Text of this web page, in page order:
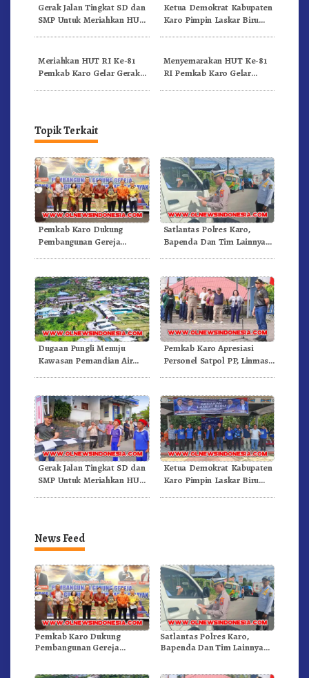
Gerak Jalan Tingkat SD dan
SMP Untuk Meriahkan HUT
Ketua Demokrat Kabupaten
Karo Pimpin Laskar Biru
Meriahkan HUT RI Ke-81
Pemkab Karo Gelar Gerak
Menyemarakan HUT Ke-81
RI Pemkab Karo Gelar
Topik Terkait
Pemkab Karo Dukung
Pembangunan Gereja
Satlantas Polres Karo,
Bapenda Dan Tim Lainnya
Dugaan Pungli Menuju
Kawasan Pemandian Air
Pemkab Karo Apresiasi
Personel Satpol PP, Linmas,
Gerak Jalan Tingkat SD dan
SMP Untuk Meriahkan HUT
Ketua Demokrat Kabupaten
Karo Pimpin Laskar Biru
News Feed
Pemkab Karo Dukung
Pembangunan Gereja
Satlantas Polres Karo,
Bapenda Dan Tim Lainnya